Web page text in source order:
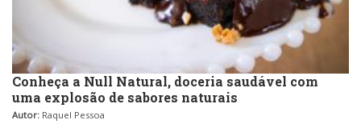
Conheça a Null Natural, doceria saudável com
uma explosão de sabores naturais
Autor: Raquel Pessoa